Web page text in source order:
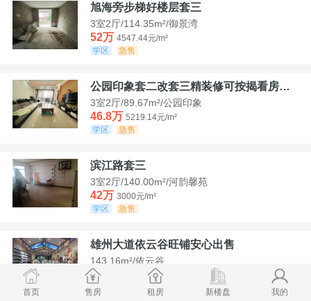
旭海旁步梯好楼层套三
3室2厅/114.35m²/御景湾
52万 4547.44元/m²
学区
急售
公园印象套二改套三精装修可按揭看房方便
3室2厅/89.67m²/公园印象
46.8万 5219.14元/m²
学区
急售
滨江路套三
3室2厅/140.00m²/河韵馨苑
42万 3000元/m²
学区
急售
雄州大道依云谷旺铺安心出售
143.16m²/依云谷
178.8万
12489.52元/m²
学区
首页 售房 租房 新楼盘 我的